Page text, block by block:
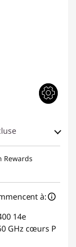
109.08
Rewards
à:
14e
GHz cœurs P